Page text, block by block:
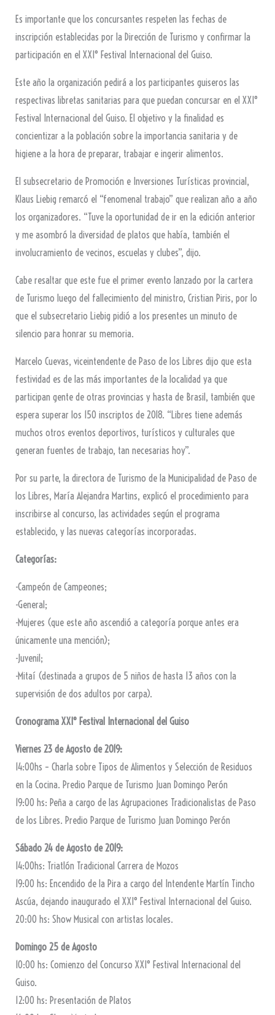
Es importante que los concursantes respeten las fechas de
inscripción establecidas por la Dirección de Turismo y confirmar la
participación en el XXI° Festival Internacional del Guiso.
Este año la organización pedirá a los participantes guiseros las
respectivas libretas sanitarias para que puedan concursar en el XXI°
Festival Internacional del Guiso. El objetivo y la finalidad es
concientizar a la población sobre la importancia sanitaria y de
higiene a la hora de preparar, trabajar e ingerir alimentos.
El subsecretario de Promoción e Inversiones Turísticas provincial,
Klaus Liebig remarcó el “fenomenal trabajo” que realizan año a año
los organizadores. “Tuve la oportunidad de ir en la edición anterior
y me asombró la diversidad de platos que había, también el
involucramiento de vecinos, escuelas y clubes”, dijo.
Cabe resaltar que este fue el primer evento lanzado por la cartera
de Turismo luego del fallecimiento del ministro, Cristian Piris, por lo
que el subsecretario Liebig pidió a los presentes un minuto de
silencio para honrar su memoria.
Marcelo Cuevas, viceintendente de Paso de los Libres dijo que esta
festividad es de las más importantes de la localidad ya que
participan gente de otras provincias y hasta de Brasil, también que
espera superar los 150 inscriptos de 2018. “Libres tiene además
muchos otros eventos deportivos, turísticos y culturales que
generan fuentes de trabajo, tan necesarias hoy”.
Por su parte, la directora de Turismo de la Municipalidad de Paso de
los Libres, María Alejandra Martins, explicó el procedimiento para
inscribirse al concurso, las actividades según el programa
establecido, y las nuevas categorías incorporadas.
Categorías:
-Campeón de Campeones;
-General;
-Mujeres (que este año ascendió a categoría porque antes era
únicamente una mención);
-Juvenil;
-Mitaí (destinada a grupos de 5 niños de hasta 13 años con la
supervisión de dos adultos por carpa).
Cronograma XXI° Festival Internacional del Guiso
Viernes 23 de Agosto de 2019:
14:00hs – Charla sobre Tipos de Alimentos y Selección de Residuos
en la Cocina. Predio Parque de Turismo Juan Domingo Perón
19:00 hs: Peña a cargo de las Agrupaciones Tradicionalistas de Paso
de los Libres. Predio Parque de Turismo Juan Domingo Perón
Sábado 24 de Agosto de 2019:
14:00hs: Triatlón Tradicional Carrera de Mozos
19:00 hs: Encendido de la Pira a cargo del Intendente Martín Tincho
Ascúa, dejando inaugurado el XXI° Festival Internacional del Guiso.
20:00 hs: Show Musical con artistas locales.
Domingo 25 de Agosto
10:00 hs: Comienzo del Concurso XXI° Festival Internacional del
Guiso.
12:00 hs: Presentación de Platos